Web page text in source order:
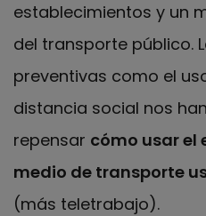
establecimientos y un
del transporte público.
preventivas como el
distancia social nos
repensar cómo usar el
medio de transporte
(más teletrabajo).